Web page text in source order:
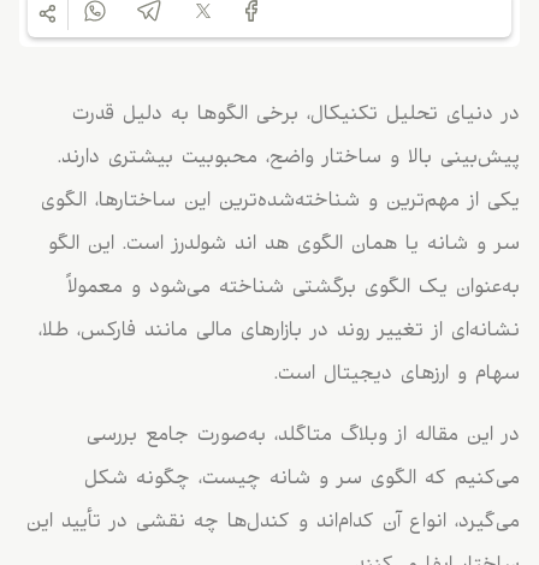
در دنیای تحلیل تکنیکال، برخی الگوها به دلیل قدرت
پیش‌بینی بالا و ساختار واضح، محبوبیت بیشتری دارند.
یکی از مهم‌ترین و شناخته‌شده‌ترین این ساختارها، الگوی
سر و شانه یا همان الگوی هد اند شولدرز است. این الگو
به‌عنوان یک الگوی برگشتی شناخته می‌شود و معمولاً
نشانه‌ای از تغییر روند در بازارهای مالی مانند فارکس، طلا،
سهام و ارزهای دیجیتال است.
در این مقاله از وبلاگ متاگلد، به‌صورت جامع بررسی
می‌کنیم که الگوی سر و شانه چیست، چگونه شکل
می‌گیرد، انواع آن کدام‌اند و کندل‌ها چه نقشی در تأیید این